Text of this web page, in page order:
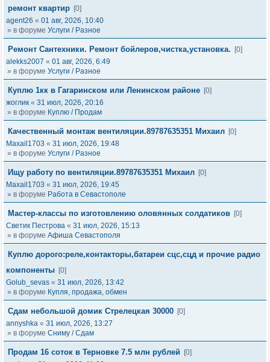
ремонт квартир [0]
agent26 « 01 авг, 2026, 10:40
» в форуме Услуги / Разное
Ремонт Сантехники. Ремонт бойлеров,чистка,установка.
[0]
alekks2007 « 01 авг, 2026, 6:49
» в форуме Услуги / Разное
Куплю 1кк в Гагаринском или Ленинском районе [0]
жоглик « 31 июл, 2026, 20:16
» в форуме Куплю / Продам
Качественный монтаж вентиляции.89787635351 Михаил [0]
Maxail1703 « 31 июл, 2026, 19:48
» в форуме Услуги / Разное
Ищу работу по вентиляции.89787635351 Михаил [0]
Maxail1703 « 31 июл, 2026, 19:45
» в форуме Работа в Севастополе
Мастер-классы по изготовлению оловянных солдатиков [0]
Светик Пестрова « 31 июл, 2026, 15:13
» в форуме Афиша Севастополя
Куплю дорого:реле,контакторы,батареи сцс,сцд и прочие радио
компоненты [0]
Golub_sevas « 31 июл, 2026, 13:42
» в форуме Купля, продажа, обмен
Сдам небольшой домик Стрелецкая 30000 [0]
annyshka « 31 июл, 2026, 13:27
» в форуме Сниму / Сдам
Продам 16 соток в Терновке 7.5 млн рублей
[0]